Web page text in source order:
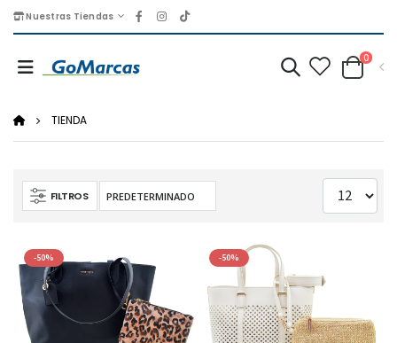
Nuestras Tiendas
0
TIENDA
FILTROS
-50% -50%